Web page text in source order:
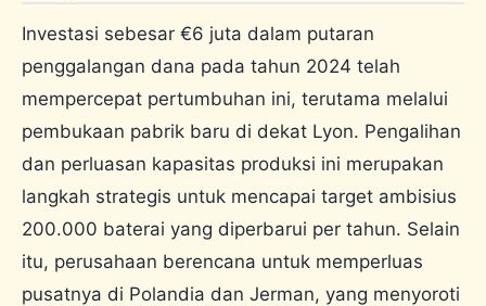
Investasi sebesar €6 juta dalam putaran
penggalangan dana pada tahun 2024 telah
mempercepat pertumbuhan ini, terutama melalui
pembukaan pabrik baru di dekat Lyon. Pengalihan
dan perluasan kapasitas produksi ini merupakan
langkah strategis untuk mencapai target ambisius
200.000 baterai yang diperbarui per tahun. Selain
itu, perusahaan berencana untuk memperluas
pusatnya di Polandia dan Jerman, yang menyoroti